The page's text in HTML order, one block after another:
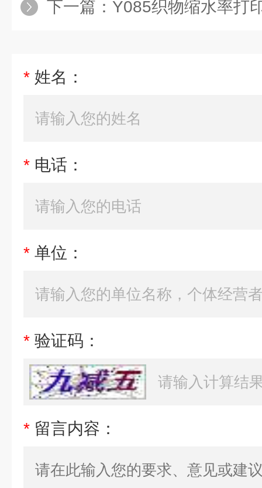
下一篇： Y085织物缩水率打
* 姓名：
* 电话：
* 单位：
* 验证码：
* 留言内容：